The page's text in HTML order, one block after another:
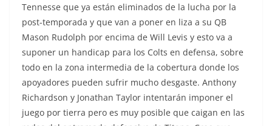
Tennesse que ya están eliminados de la lucha por la
post-temporada y que van a poner en liza a su QB
Mason Rudolph por encima de Will Levis y esto va a
suponer un handicap para los Colts en defensa, sobre
todo en la zona intermedia de la cobertura donde los
apoyadores pueden sufrir mucho desgaste. Anthony
Richardson y Jonathan Taylor intentarán imponer el
juego por tierra pero es muy posible que caigan en las